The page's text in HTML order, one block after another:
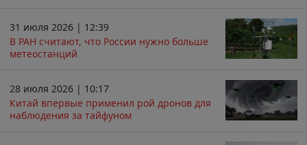
31 июля 2026 | 12:39
В РАН считают, что России нужно больше
метеостанций
28 июля 2026 | 10:17
Китай впервые применил рой дронов для
наблюдения за тайфуном